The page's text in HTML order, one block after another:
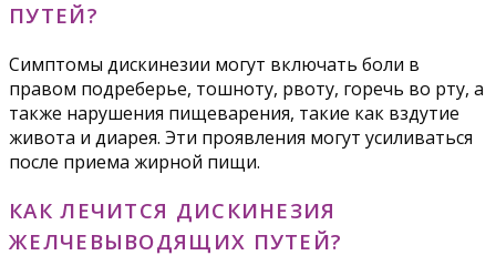
ПУТЕЙ?
Симптомы дискинезии могут включать боли в
правом подреберье, тошноту, рвоту, горечь во рту, а
также нарушения пищеварения, такие как вздутие
живота и диарея. Эти проявления могут усиливаться
после приема жирной пищи.
КАК ЛЕЧИТСЯ ДИСКИНЕЗИЯ
ЖЕЛЧЕВЫВОДЯЩИХ ПУТЕЙ?